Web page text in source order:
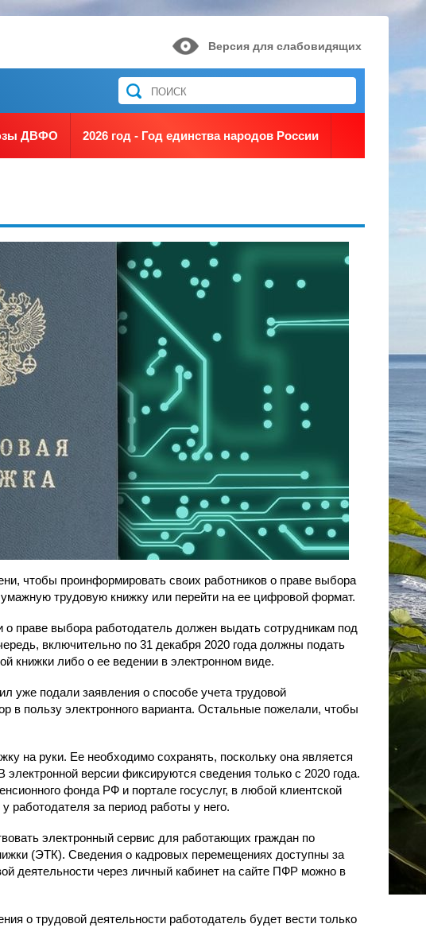
Версия для слабовидящих
ДВФО 2026 год - Год единства народов России
чтобы проинформировать своих работников о праве выбора
трудовую книжку или перейти на ее цифровой формат.
о праве выбора работодатель должен выдать сотрудникам под
включительно по 31 декабря 2020 года должны подать
книжки либо о ее ведении в электронном виде.
уже подали заявления о способе учета трудовой
в пользу электронного варианта. Остальные пожелали, чтобы
на руки. Ее необходимо сохранять, поскольку она является
версии фиксируются сведения только с 2020 года.
фонда РФ и портале госуслуг, в любой клиентской
за период работы у него.
электронный сервис для работающих граждан по
(ЭТК). Сведения о кадровых перемещениях доступны за
деятельности через личный кабинет на сайте ПФР можно в
о трудовой деятельности работодатель будет вести только